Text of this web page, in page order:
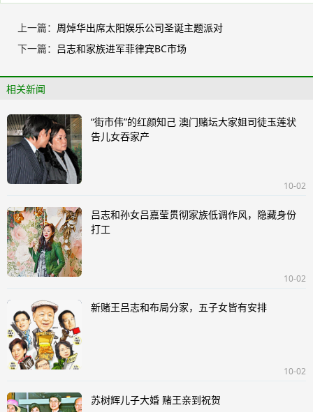
上一篇： 周焯华出席太阳娱乐公司圣诞主题派对
下一篇： 吕志和家族进军菲律宾BC市场
相关新闻
“街市伟”的红颜知己 澳门赌坛大家姐司徒玉莲状
告儿女吞家产
10-02
吕志和孙女吕嘉莹贯彻家族低调作风，隐藏身份
打工
10-02
新赌王吕志和布局分家，五子女皆有安排
10-02
苏树辉儿子大婚 赌王亲到祝贺